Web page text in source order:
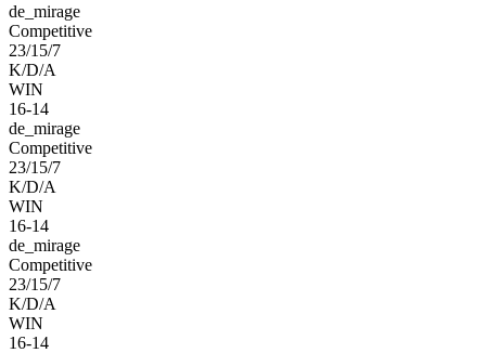
de_mirage
Competitive
23/15/7
K/D/A
WIN
16-14
de_mirage
Competitive
23/15/7
K/D/A
WIN
16-14
de_mirage
Competitive
23/15/7
K/D/A
WIN
16-14